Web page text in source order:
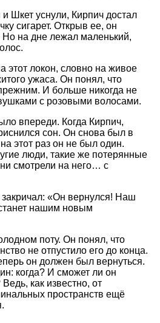
Шкет уснули, Кирпич достал
сигарет. Открыв ее, он
Но на дне лежал маленький,
этот локон, словно на живое
ужаса. Он понял, что
И больше никогда не
с розовыми волосами.
впереди. Когда Кирпич,
сон. Он снова был в
этот раз он не был один.
люди, такие же потерянные
смотрели на него… с
закричал: «Он вернулся! Наш
нашим новым
поту. Он понял, что
не отпустило его до конца.
он должен был вернуться.
когда? И сможет ли он
как известно, от
пространств ещё